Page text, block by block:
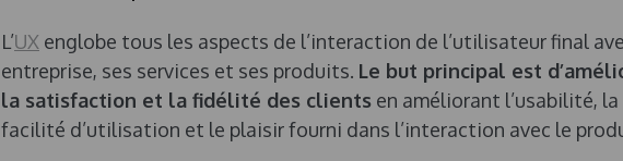
L’UX englobe tous les aspects de l’interaction de l’utilisateur final
entreprise, ses services et ses produits. Le but principal est
la satisfaction et la fidélité des clients en améliorant l’usabilité, la
facilité d’utilisation et le plaisir fourni dans l’interaction avec le